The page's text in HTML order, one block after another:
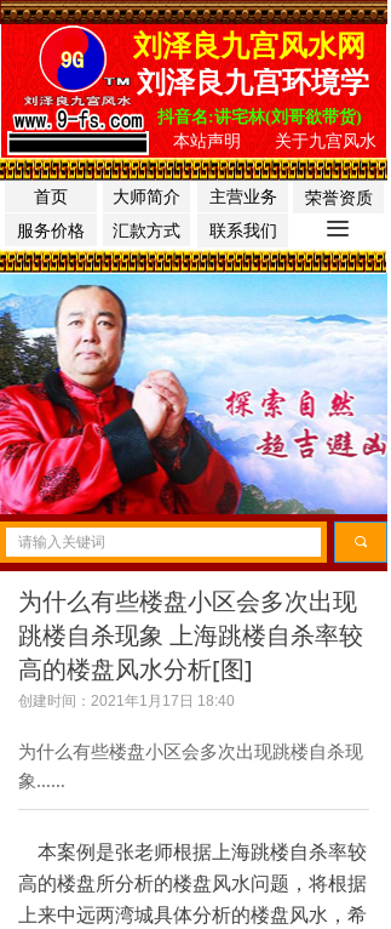
首页
끀
联系我们
汇款方式
服务价格
荣誉资质
主营业务
刘泽良九宫风水网
大师简介
끠
本站声明 关于九宫风水
刘泽良九宫环境学
抖音名:讲宅林(刘哥欲带货)
为什么有些楼盘小区会多次出现
跳楼自杀现象 上海跳楼自杀率较
高的楼盘风水分析[图]
创建时间： 2021年1月17日 18:40
为什么有些楼盘小区会多次出现跳楼自杀现
象……
本案例是张老师根据上海跳楼自杀率较
高的楼盘所分析的楼盘风水问题，将根据
上来中远两湾城具体分析的楼盘风水，希